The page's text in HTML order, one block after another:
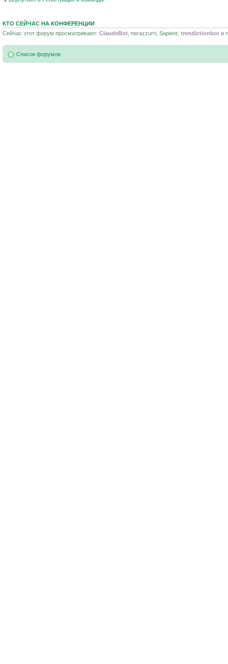
КТО СЕЙЧАС НА КОНФЕРЕНЦИИ
Сейчас этот форум просматривают: ClaudeBot , nerazzurri, Sapient, trendictionbot и
Список форумов